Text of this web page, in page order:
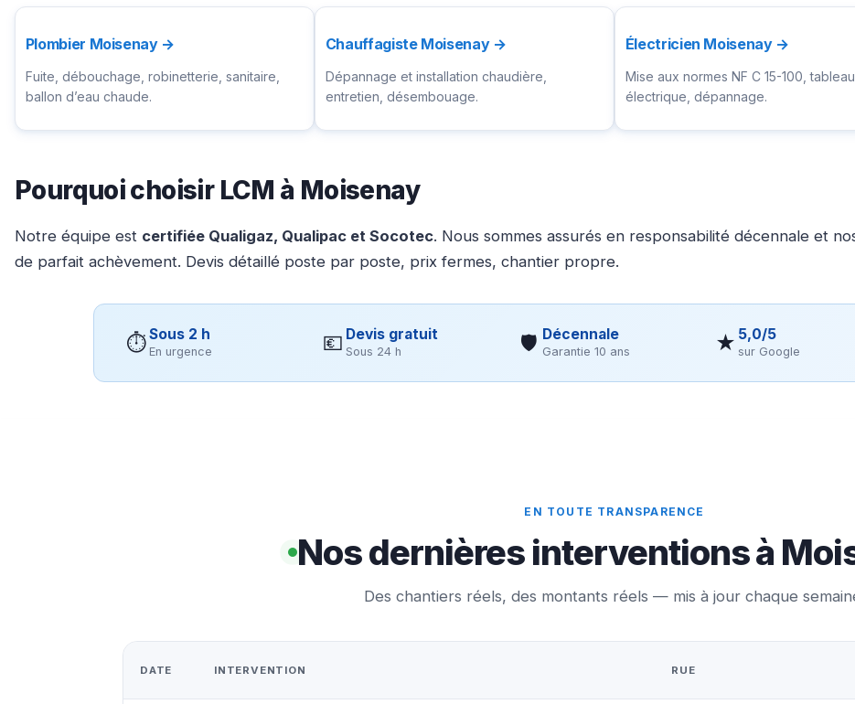
Plombier Moisenay →
Fuite, débouchage, robinetterie, sanitaire,
ballon d’eau chaude.
Chauffagiste Moisenay →
Dépannage et installation chaudière,
entretien, désembouage.
Électricien Moisenay →
Mise aux normes NF C 15-100, tableau
électrique, dépannage.
Pourquoi choisir LCM à Moisenay
Notre équipe est certifiée Qualigaz, Qualipac et Socotec. Nous sommes assurés en responsabilité décennale et
de parfait achèvement. Devis détaillé poste par poste, prix fermes, chantier propre.
⏱Sous 2 h
En urgence 💶 Devis gratuit
Sous 24 h 🛡 Décennale
Garantie 10 ans ★ 5,0/5
sur Google
EN TOUTE TRANSPARENCE
Nos dernières interventions à
Des chantiers réels, des montants réels — mis à jour chaque
DATE INTERVENTION RUE